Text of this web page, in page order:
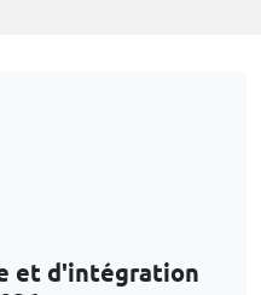
et d'intégration